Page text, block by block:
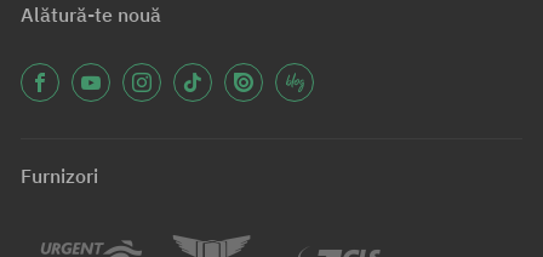
Alătură-te nouă
Furnizori